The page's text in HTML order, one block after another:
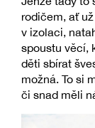
rodičem, ať
v izolaci,
spoustu věcí,
děti sbírat
možná. To si
či snad měli